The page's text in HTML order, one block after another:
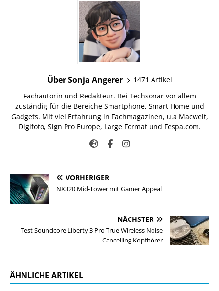
Über Sonja Angerer
1471 Artikel
Fachautorin und Redakteur. Bei Techsonar vor allem
zuständig für die Bereiche Smartphone, Smart Home und
Gadgets. Mit viel Erfahrung in Fachmagazinen, u.a Macwelt,
Digifoto, Sign Pro Europe, Large Format und Fespa.com.
VORHERIGER
NX320 Mid-Tower mit Gamer Appeal
NÄCHSTER
Test Soundcore Liberty 3 Pro True Wireless Noise
Cancelling Kopfhörer
ÄHNLICHE ARTIKEL